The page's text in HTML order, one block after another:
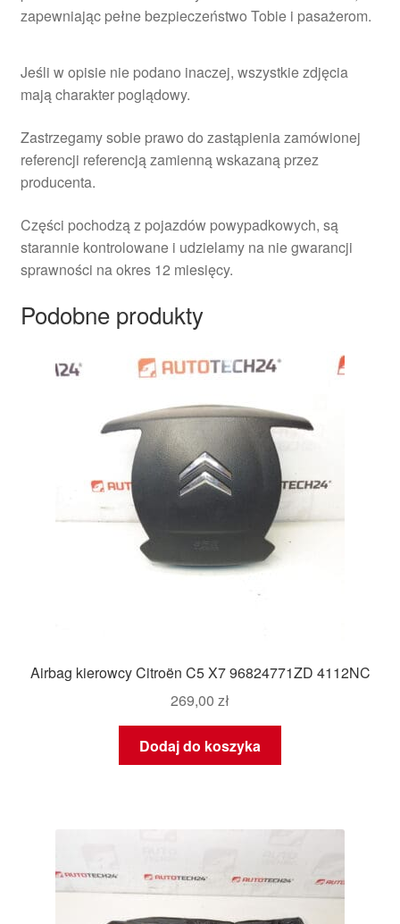
zapewniając pełne bezpieczeństwo Tobie i pasażerom.
Jeśli w opisie nie podano inaczej, wszystkie zdjęcia
mają charakter poglądowy.
Zastrzegamy sobie prawo do zastąpienia zamówionej
referencji referencją zamienną wskazaną przez
producenta.
Części pochodzą z pojazdów powypadkowych, są
starannie kontrolowane i udzielamy na nie gwarancji
sprawności na okres 12 miesięcy.
Podobne produkty
Airbag kierowcy Citroën C5 X7 96824771ZD 4112NC
269,00 zł
Dodaj do koszyka